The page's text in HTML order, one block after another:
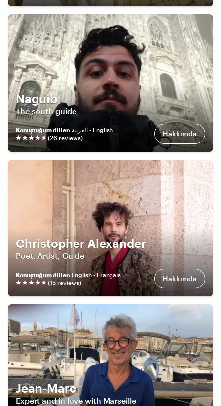
Naguib
The south guide
Konuştuğum diller:
العربية • English
(26 reviews) Hakkımda
Christopher Alexander
Poet, Artist, Guide
Konuştuğum diller: English • Français
(15 reviews) Hakkımda
Jean-Marc
Expert and in love with Marseille